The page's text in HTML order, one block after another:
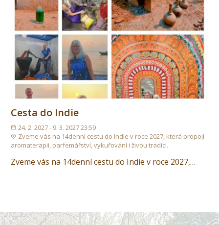
Cesta do Indie
24. 2. 2027 - 9. 3. 2027 23:59
Zveme vás na 14denní cestu do Indie v roce 2027, která propojí
aromaterapii, parfemářství, vykuřování i živou tradici.
Zveme vás na 14denní cestu do Indie v roce 2027,…